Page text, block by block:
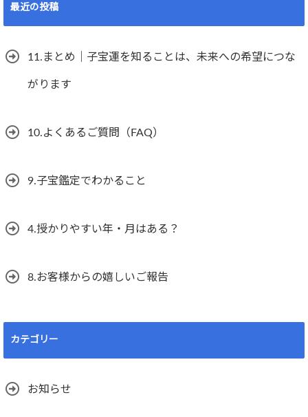
最近の投稿
11.まとめ｜子宝運を知ることは、未来への希望につな
がります
10.よくあるご質問（FAQ）
9.子宝鑑定でわかること
4.授かりやすい年・月はある？
8.お客様からの嬉しいご報告
カテゴリー
お知らせ